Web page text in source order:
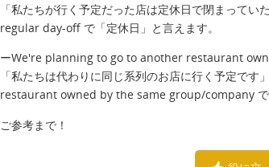
「私たちが行く予定だった店は定休日で閉まっていた
regular day-off で「定休日」と言えます。
ーWe're planning to go to another restaurant
「私たちは代わりに同じ系列のお店に行く予定です」
restaurant owned by the same group/company で
ご参考まで！